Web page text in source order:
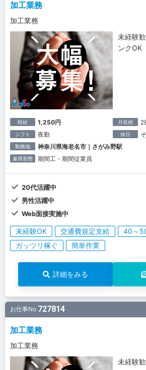
加工業務
加工業務
未経験
ンクOK
時給 1,250円 月収例
シフト 夜勤 休日
勤務地 神奈川県海老名市｜さがみ野駅
雇用形態 期間工・期間従業員
20代活躍中
男性活躍中
Web面接実施中
未経験OK 交通費規定支給
40～
ガッツリ稼ぐ
簡単作業
詳細をみる
お仕事No.727814
加工業務
加工業務
未経験